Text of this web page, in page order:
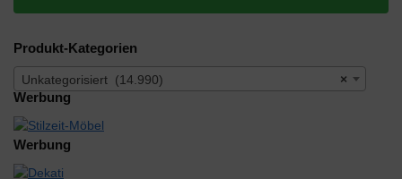
Produkt-Kategorien
×
Unkategorisiert (14.990)
Werbung
Werbung